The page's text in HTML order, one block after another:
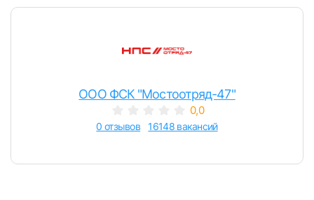
ООО ФСК "Мостоотряд-47"
0,0
0 отзывов 16148 вакансий